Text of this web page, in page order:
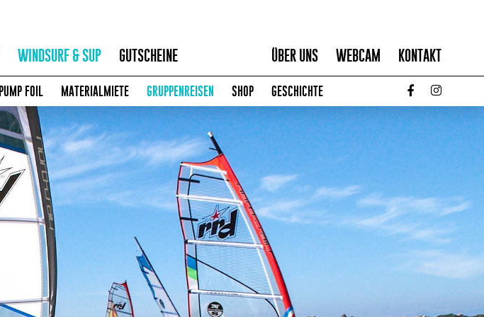
WINDSURF & SUP GUTSCHEINE ÜBER UNS WEBCAM KONTAKT
PUMP FOIL MATERIALMIETE GRUPPENREISEN SHOP GESCHICHTE